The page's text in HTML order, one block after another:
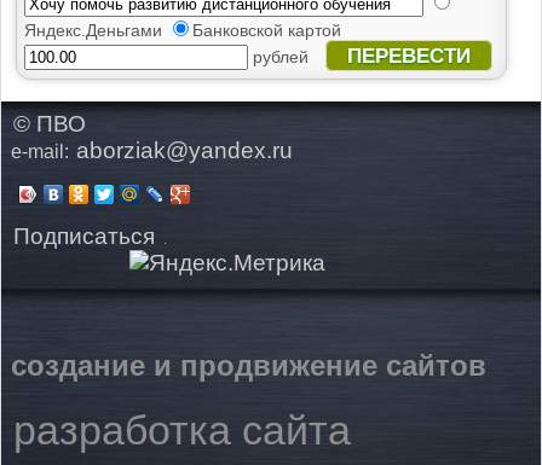
Яндекс.Деньгами
Банковской картой
рублей
ПЕРЕВЕСТИ
© ПВО
e-mail: aborziak@yandex.ru
Подписаться
создание и продвижение сайтов
разработка сайта